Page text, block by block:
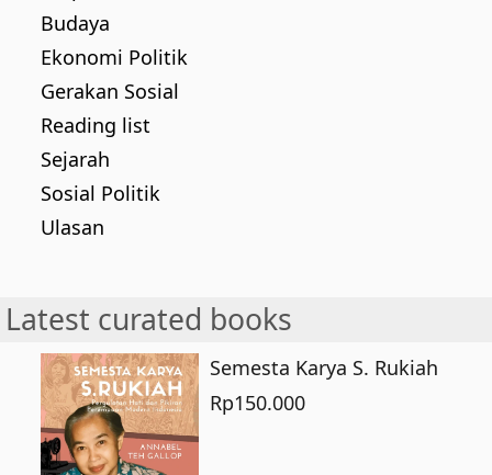
Budaya
Ekonomi Politik
Gerakan Sosial
Reading list
Sejarah
Sosial Politik
Ulasan
Latest curated books
Semesta Karya S. Rukiah
Rp150.000